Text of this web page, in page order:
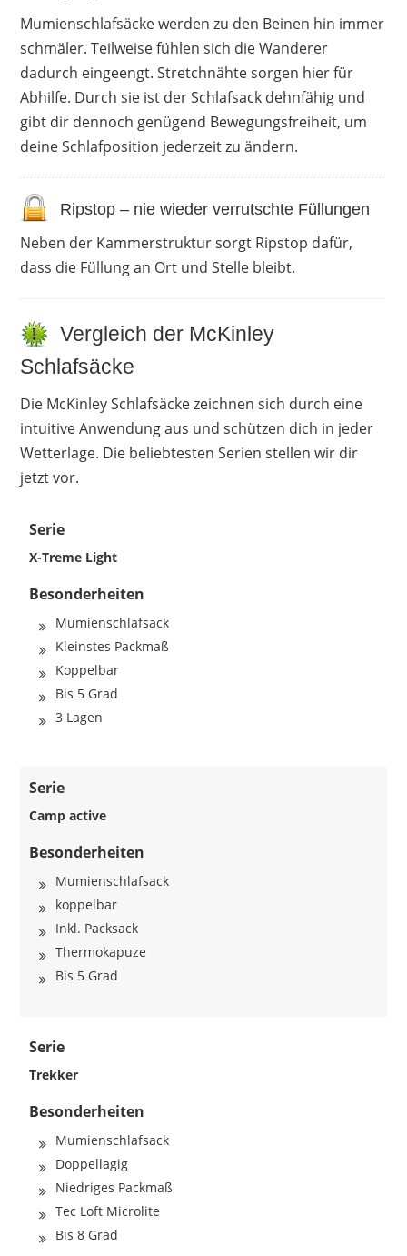
Mumienschlafsäcke werden zu den Beinen hin immer
schmäler. Teilweise fühlen sich die Wanderer
dadurch eingeengt. Stretchnähte sorgen hier für
Abhilfe. Durch sie ist der Schlafsack dehnfähig und
gibt dir dennoch genügend Bewegungsfreiheit, um
deine Schlafposition jederzeit zu ändern.
Ripstop – nie wieder verrutschte Füllungen
Neben der Kammerstruktur sorgt Ripstop dafür,
dass die Füllung an Ort und Stelle bleibt.
Vergleich der McKinley
Schlafsäcke
Die McKinley Schlafsäcke zeichnen sich durch eine
intuitive Anwendung aus und schützen dich in jeder
Wetterlage. Die beliebtesten Serien stellen wir dir
jetzt vor.
Serie
X-Treme Light
Besonderheiten
Mumienschlafsack
Kleinstes Packmaß
Koppelbar
Bis 5 Grad
3 Lagen
Serie
Camp active
Besonderheiten
Mumienschlafsack
koppelbar
Inkl. Packsack
Thermokapuze
Bis 5 Grad
Serie
Trekker
Besonderheiten
Mumienschlafsack
Doppellagig
Niedriges Packmaß
Tec Loft Microlite
Bis 8 Grad